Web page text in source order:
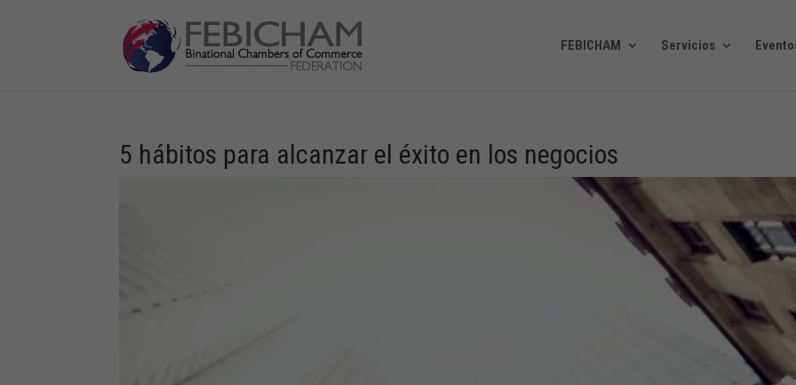
FEBICHAM Servicios
5 hábitos para alcanzar el éxito en los negocios